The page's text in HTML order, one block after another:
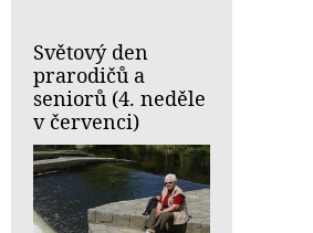
Světový den
prarodičů a
seniorů (4. neděle
v červenci)